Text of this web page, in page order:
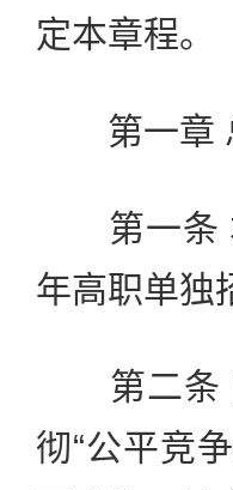
定本章程。
第一章
第一条
年高职单独
第二条
彻“公平竞